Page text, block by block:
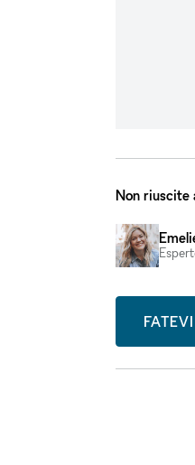
Non riuscite